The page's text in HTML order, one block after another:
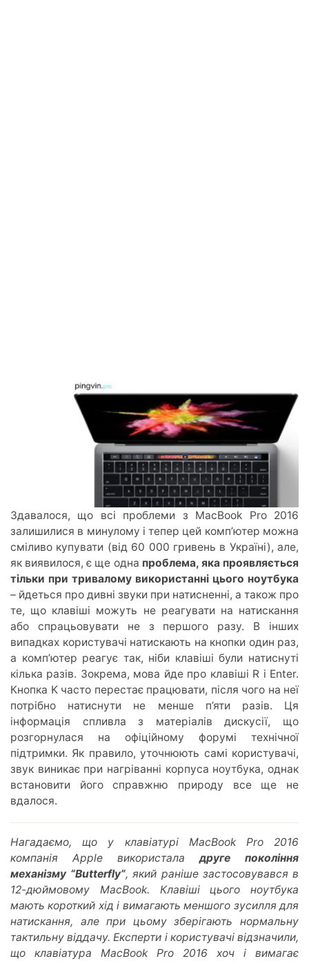
Здавалося, що всі проблеми з MacBook Pro 2016
залишилися в минулому і тепер цей комп’ютер можна
сміливо купувати (від 60 000 гривень в Україні), але,
як виявилося, є ще одна проблема, яка проявляється
тільки при тривалому використанні цього ноутбука
– йдеться про дивні звуки при натисненні, а також про
те, що клавіші можуть не реагувати на натискання
або спрацьовувати не з першого разу. В інших
випадках користувачі натискають на кнопки один раз,
а комп’ютер реагує так, ніби клавіші були натиснуті
кілька разів. Зокрема, мова йде про клавіші R і Enter.
Кнопка K часто перестає працювати, після чого на неї
потрібно натиснути не менше п’яти разів. Ця
інформація спливла з матеріалів дискусії, що
розгорнулася на офіційному форумі технічної
підтримки. Як правило, уточнюють самі користувачі,
звук виникає при нагріванні корпуса ноутбука, однак
встановити його справжню природу все ще не
вдалося.
Нагадаємо, що у клавіатурі MacBook Pro 2016
компанія Apple використаладруге покоління
механізму “Butterfly”, який раніше застосовувався в
12-дюймовому MacBook. Клавіші цього ноутбука
мають короткий хід і вимагають меншого зусилля для
натискання, але при цьому зберігають нормальну
тактильну віддачу. Експерти і користувачі відзначили,
що клавіатура MacBook Pro 2016 хоч і вимагає